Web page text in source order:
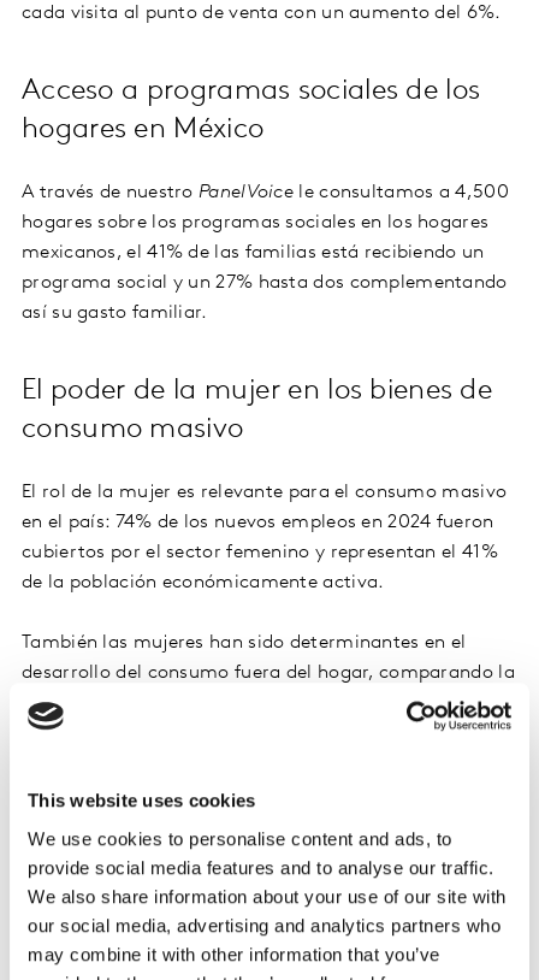
This website uses cookies
We use cookies to personalise content and ads, to
provide social media features and to analyse our traffic.
We also share information about your use of our site with
our social media, advertising and analytics partners who
may combine it with other information that you’ve
cada visita al punto de venta con un aumento del 6%.
Acceso a programas sociales de los
hogares en México
A través de nuestro PanelVoice le consultamos a 4,500
hogares sobre los programas sociales en los hogares
mexicanos, el 41% de las familias está recibiendo un
programa social y un 27% hasta dos complementando
así su gasto familiar.
El poder de la mujer en los bienes de
consumo masivo
El rol de la mujer es relevante para el consumo masivo
en el país: 74% de los nuevos empleos en 2024 fueron
cubiertos por el sector femenino y representan el 41%
de la población económicamente activa.
También las mujeres han sido determinantes en el
desarrollo del consumo fuera del hogar, comparando la
compra de un individuo versus la que hace en
específico las mujeres, destaca su relevancia en